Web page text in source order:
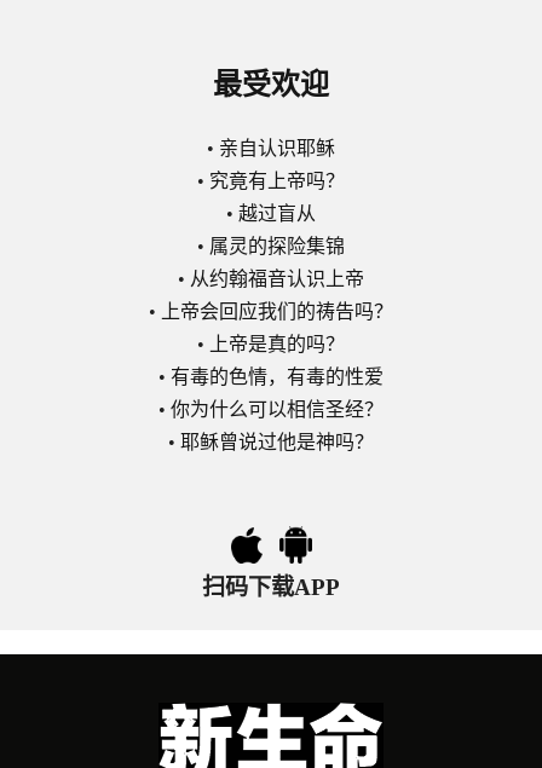
最受欢迎
• 亲自认识耶稣
• 究竟有上帝吗？
• 越过盲从
• 属灵的探险集锦
• 从约翰福音认识上帝
•
上帝会回应我们的祷告吗？
•
上帝是真的吗？
• 有毒的色情，有毒的性爱
• 你为什么可以相信圣经？
• 耶稣曾说过他是神吗？
扫码下载APP